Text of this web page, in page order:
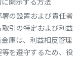
自動車ローン
の設置および責任者
引の特定および利益
庫は、利益相反管理
を遵守するため、役